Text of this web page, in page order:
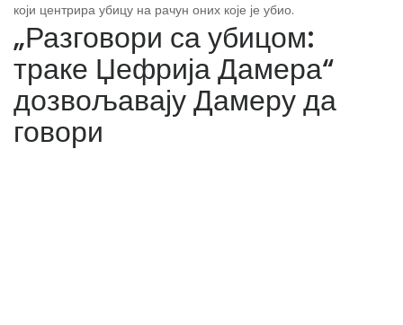
који центрира убицу на рачун оних које је убио.
„Разговори са убицом:
траке Џефрија Дамера“
дозвољавају Дамеру да
говори